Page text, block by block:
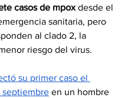
casos de mpox desde el
sanitaria, pero
al clado 2, la
riesgo del virus.
su primer caso el
septiembre en un hombre